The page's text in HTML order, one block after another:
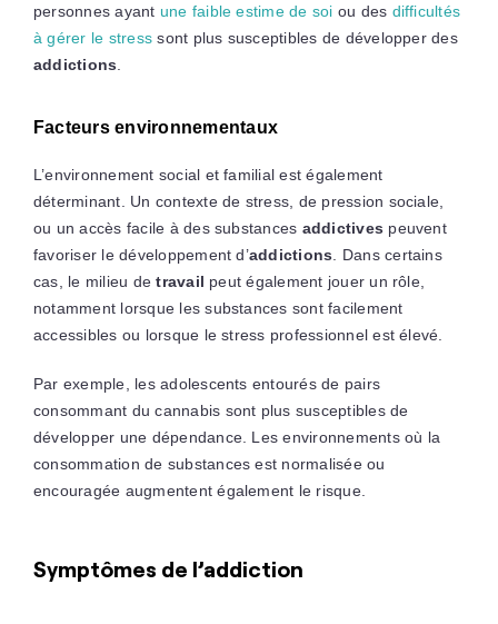
personnes ayant une faible estime de soi ou des difficultés
à gérer le stress sont plus susceptibles de développer des
addictions
Facteurs environnementaux
L’environnement social et familial est également
déterminant. Un contexte de stress, de pression sociale,
ou un accès facile à des substances addictives peuvent
favoriser le développement d’addictions . Dans certains
cas, le milieu detravail peut également jouer un rôle,
notamment lorsque les substances sont facilement
accessibles ou lorsque le stress professionnel est élevé.
Par exemple, les adolescents entourés de pairs
consommant du cannabis sont plus susceptibles de
développer une dépendance. Les environnements où la
consommation de substances est normalisée ou
encouragée augmentent également le risque.
Symptômes de l’addiction